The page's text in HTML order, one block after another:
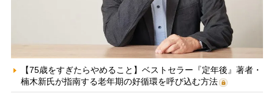
【75歳をすぎたらやめること】ベストセラー『定年後』著者・
楠木新氏が指南する老年期の好循環を呼び込む方法